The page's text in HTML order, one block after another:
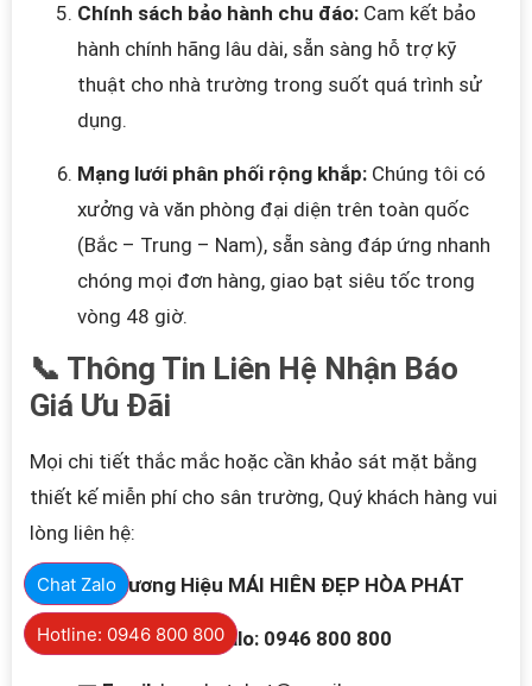
Chính sách bảo hành chu đáo: Cam kết bảo
hành chính hãng lâu dài, sẵn sàng hỗ trợ kỹ
thuật cho nhà trường trong suốt quá trình sử
dụng.
Mạng lưới phân phối rộng khắp: Chúng tôi có
xưởng và văn phòng đại diện trên toàn quốc
(Bắc – Trung – Nam), sẵn sàng đáp ứng nhanh
chóng mọi đơn hàng, giao bạt siêu tốc trong
vòng 48 giờ.
📞 Thông Tin Liên Hệ Nhận Báo
Giá Ưu Đãi
Mọi chi tiết thắc mắc hoặc cần khảo sát mặt bằng
thiết kế miễn phí cho sân trường, Quý khách hàng vui
lòng liên hệ:
🏢Thương Hiệu MÁI HIÊN ĐẸP HÒA PHÁT
📱 Điện thoại / Zalo: 0946 800 800
Chat Zalo
Hotline: 0946 800 800